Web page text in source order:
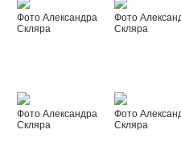
Фото Александра
Скляра
Фото
Скляра
Фото Александра
Скляра
Фото
Скляра